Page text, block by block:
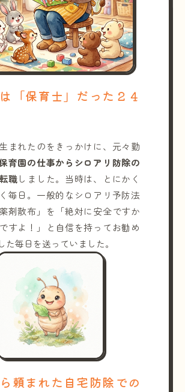
「保育士」だった２４
まれたのをきっかけに、元々勤
育園の仕事からシロアリ防除の
職しました。当時は、とにかく
毎日。一般的なシロアリ予防法
剤散布」を「絶対に安全ですか
すよ！」と自信を持ってお勧め
た毎日を送っていました。
頼まれた自宅防除での